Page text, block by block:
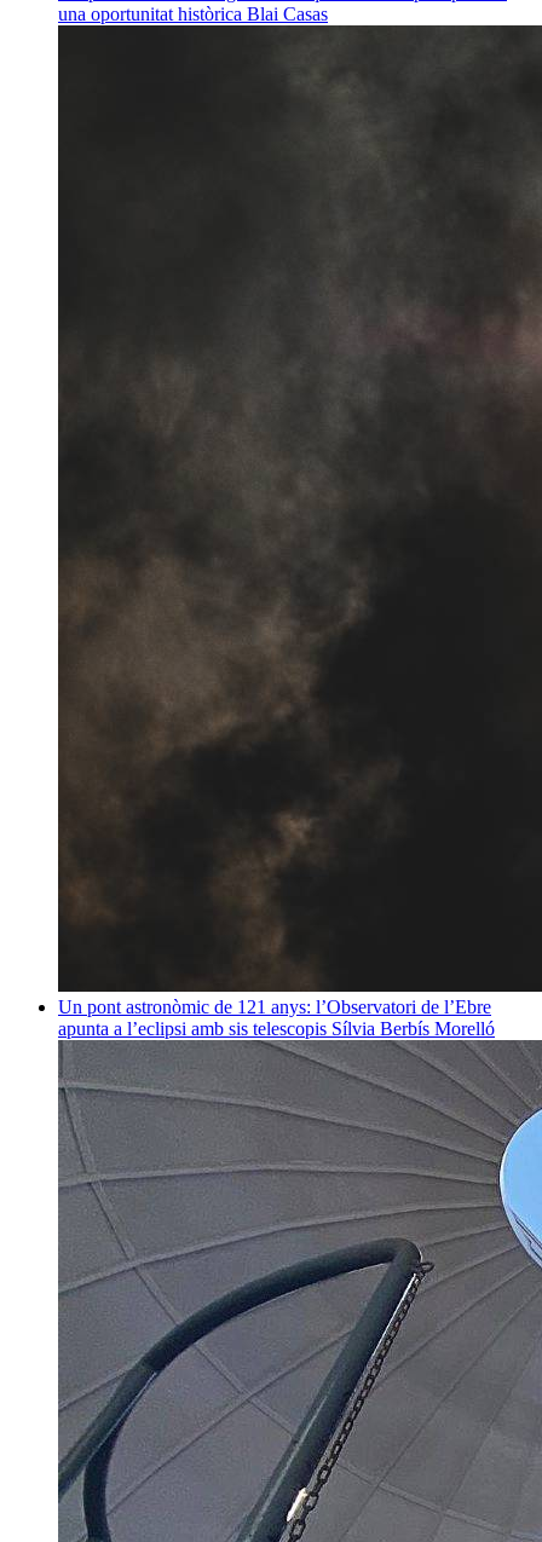
una oportunitat històrica Blai Casas
Un pont astronòmic de 121 anys: l’Observatori de l’Ebre
apunta a l’eclipsi amb sis telescopis Sílvia Berbís Morelló